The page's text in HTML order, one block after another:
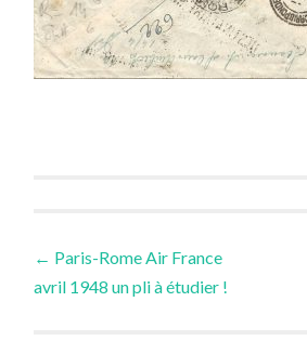
Navigation
← Paris-Rome Air France
avril 1948 un pli à étudier !